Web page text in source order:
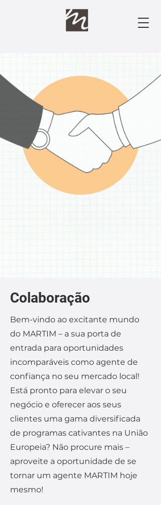
Colaboração
Bem-vindo ao excitante mundo
do MARTIM – a sua porta de
entrada para oportunidades
incomparáveis como agente de
confiança no seu mercado local!
Está pronto para elevar o seu
negócio e oferecer aos seus
clientes uma gama diversificada
de programas cativantes na União
Europeia? Não procure mais –
aproveite a oportunidade de se
tornar um agente MARTIM hoje
mesmo!